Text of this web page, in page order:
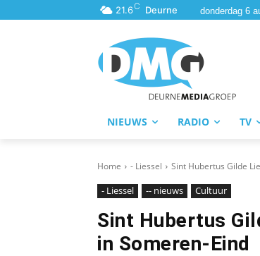
21.6C Deurne donderdag 6
NIEUWS RADIO TV
Home - Liessel Sint Hubertus Gilde
- Liessel -- nieuws Cultuur
Sint Hubertus
in Someren-Eind